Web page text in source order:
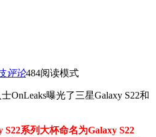
评论484阅读模式
OnLeaks曝光了三星Galaxy S22和
S22系列大杯命名为Galaxy S22